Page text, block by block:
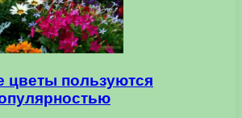
цветы пользуются